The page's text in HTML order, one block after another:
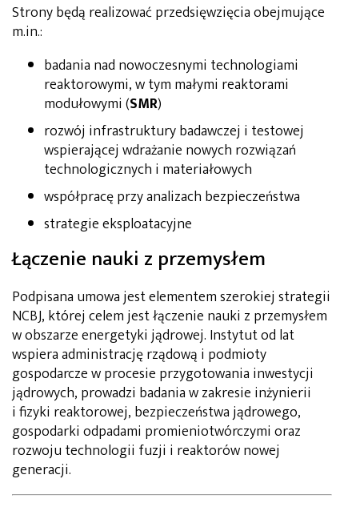
Strony będą realizować przedsięwzięcia obejmujące
m.in.:
badania nad nowoczesnymi technologiami
reaktorowymi, w tym małymi reaktorami
modułowymi (SMR)
rozwój infrastruktury badawczej i testowej
wspierającej wdrażanie nowych rozwiązań
technologicznych i materiałowych
współpracę przy analizach bezpieczeństwa
strategie eksploatacyjne
Łączenie nauki z przemysłem
Podpisana umowa jest elementem szerokiej strategii
NCBJ, której celem jest łączenie nauki z przemysłem
w obszarze energetyki jądrowej. Instytut od lat
wspiera administrację rządową i podmioty
gospodarcze w procesie przygotowania inwestycji
jądrowych, prowadzi badania w zakresie inżynierii
i fizyki reaktorowej, bezpieczeństwa jądrowego,
gospodarki odpadami promieniotwórczymi oraz
rozwoju technologii fuzji i reaktorów nowej
generacji.